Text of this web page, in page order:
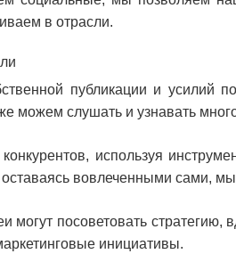
в отрасли.
публикации и усилий
можем слушать и узнавать
конкурентов, используя
оставаясь вовлеченными сами,
могут посоветовать стратегию,
инициативы.